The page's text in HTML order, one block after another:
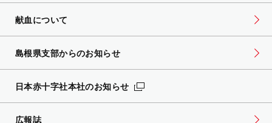
献血について
島根県支部からのお知らせ
日本赤十字社本社のお知らせ
広報誌